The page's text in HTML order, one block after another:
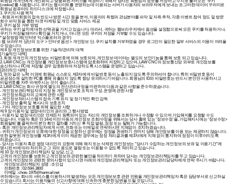
회원님 개개인에게 개인화되고 맞춤화된 서비스를 제공하기 위해서 당사는 회원님의 정보를 저장하고 수시로 불러오는 '쿠키
(cookie)'를 사용합니다. 쿠키는 웹사이트를 운영하는데 이용되는 서버가 사용자의 브라우저에게 보내는 조그마한 데이터 꾸러미로
회원님 컴퓨터의 하드디스크에 저장됩니다.
1. 쿠키의 사용 목적
- 회원과 비회원의 접속 빈도나 방문 시간 등을 분석, 이용자의 취향과 관심분야를 파악 및 자취 추적, 각종 이벤트 참여 정도 및 방문
회수 파악 등을 통한 타겟 마케팅 및 개인 맞춤 서비스 제공
2. 쿠키 설정 거부 방법
귀하는 쿠키 설치에 대한 선택권을 가지고 있습니다. 따라서, 귀하는 웹브라우저에서 옵션을 설정함으로써 모든 쿠키를 허용하거나,
쿠키가 저장될 때마다 확인을 거치거나, 아니면 모든 쿠키의 저장을 거부할 수도 있습니다.
* 설정방법 예(인터넷 익스플로러의 경우)
: 웹 브라우저 상단의 도구 > 인터넷 옵션 > 개인정보 단, 쿠키 설치를 거부하였을 경우 로그인이 필요한 일부 서비스의 이용이 어려울
수 있습니다.
제 8 장 개인정보보호를 위한 기술적/관리적 대책
[기술적인 대책]
1. 회원 개개인의 개인정보는 비밀번호에 의해 보호되며, 개인정보 데이터는 별도의 보안기능을 통해 보호 되고 있습니다.
2. LAW CNC는 개인정보를 개인정보보호시스템에 암호화하여 저장하고 있으며, LAW CNC의 정보통신망 외부로 개인정보를
송신하거나 PC에 저장할 경우 암호화하여 저장하도록 시스템을 운영하고 있습니다.
[관리적인 대책]
1. 위와 같은 노력 이외에 회원님 스스로도 제3자에게 비밀번호 등이 노출되지 않도록 주의하셔야 합니다. 특히 비밀번호 등이
공공장소에 설치한 PC를 통해 유출되지 않도록 항상 유의하시기 바랍니다. 회원님의 ID와 비밀번호는 반드시 본인만 사용하시고
비밀번호를 자주 바꿔주시는 것이 좋습니다.
2. LAW CNC는 회사 규정에 별도의 전산관리규정을 마련하여 다음과 같은 사항을 준수하겠습니다.
- 개인정보관리책임자의 지정 등 개인정보보호 조칙의 구성, 운영에 관한 사항
- 개인정보취급자의 교육에 관한 사항
- 개인정보처리시스템의 접속 기록 유지 및 정기적인 확인 감독
- 개인정보 출력 및 복사시의 보호조치
- 기타 개인정보 보호를 위해 필요한 사항
제 9 장 이용자 및 법정대리인의 권리와 그 행사방법
- 이용자 및 법정 대리인은 언제든지 등록되어 있는 자신의 개인정보를 조회하거나 수정할 수 있으며 가입해지를 요청할 수도
있습니다. 이용자 혹은 만 14세 미만 아동의 개인정보 조회/수정을 위해서는 당사 홈에 있는 ‘정보수정’을, 가입해지시에는 ‘정보수정>
회원탈퇴’를 클릭하여 본인 확인 절차를 거치신 후 직접 열람, 정정 또는 탈퇴가 가능합니다.
- 혹은 개인정보관리책임자에게 서면, 전화 또는 이메일로 연락하시면 지체없이 조치하겠습니다.
- 귀하가 개인정보의 오류에 대한 정정을 요청하신 경우에는 정정을 완료하기 전까지 당해 개인정보를 이용 또는 제공하지 않습니다.
또한 잘못된 개인정보를 제3자에게 이미 제공한 경우에는 정정 처리결과를 제3자에게 지체 없이 통지하여 정정이 이루어지도록
하겠습니다.
- 당사는 이용자 혹은 법정 대리인의 요청에 의해 해지 또는 삭제된 개인정보는 “당사가 수집하는 개인정보의 보유 및 이용기간”에
명시된 바에 따라 처리하고 그 외의 용도로 열람 또는 이용할 수 없도록 처리하고 있습니다.
제 10 장 개인정보관리책임자 및 상담, 신고
고객의 개인정보를 보호하고 개인정보와 관련한 불만을 처리하기 위하여 당사는 개인정보관리책임자를 두고 있습니다.
고객의 개인정보와 관련한 문의사항이 있으시면 아래의 개인정보관리책임자 또는 개인정보관리담당자에게 연락 주시기 바랍니다.
ㆍ개인정보관리책임자 성명 : 조인섭
ㆍ전화번호 : 02-594-2800
ㆍ이메일 : chois-1975@hanmail.net
귀하께서는 회사의 서비스를 이용하시며 발생하는 모든 개인정보보호 관련 민원을 개인정보관리책임자 혹은 담당부서로 신고하실
수 있습니다. 회사는 이용자들의 신고사항에 대해 신속하게 충분한 답변을 드릴 것입니다.